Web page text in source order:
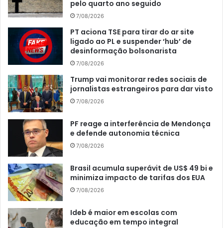
pelo quarto ano seguido
7/08/2026
PT aciona TSE para tirar do ar site
ligado ao PL e suspender ‘hub’ de
desinformação bolsonarista
7/08/2026
Trump vai monitorar redes sociais de
jornalistas estrangeiros para dar visto
7/08/2026
PF reage a interferência de Mendonça
e defende autonomia técnica
7/08/2026
Brasil acumula superávit de US$ 49 bi e
minimiza impacto de tarifas dos EUA
7/08/2026
Ideb é maior em escolas com
educação em tempo integral